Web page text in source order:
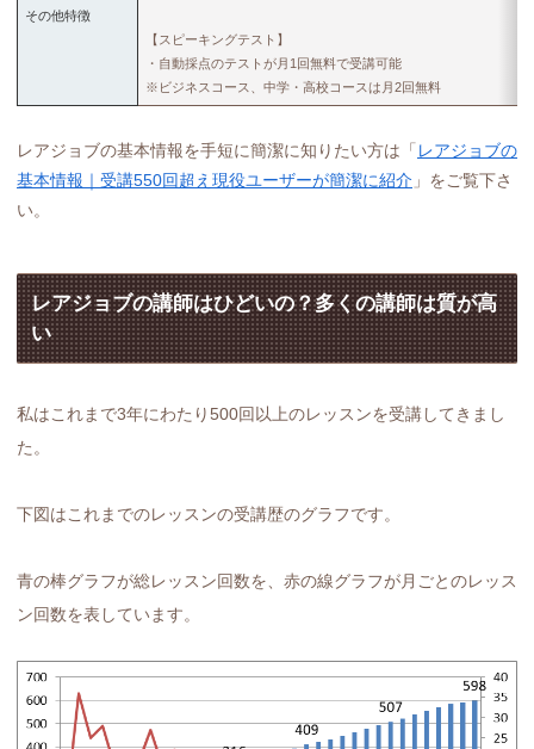
その他特徴
【スピーキングテスト】
・自動採点のテストが月1回無料で受講可能
※ビジネスコース、中学・高校コースは月2回無料
レアジョブの基本情報を手短に簡潔に知りたい方は「 レアジョブの
基本情報｜受講550回超え現役ユーザーが簡潔に紹介 」をご覧下さ
い。
レアジョブの講師はひどいの？多くの講師は質が高
い
私はこれまで3年にわたり500回以上のレッスンを受講してきまし
た。
下図はこれまでのレッスンの受講歴のグラフです。
青の棒グラフが総レッスン回数を、赤の線グラフが月ごとのレッス
ン回数を表しています。